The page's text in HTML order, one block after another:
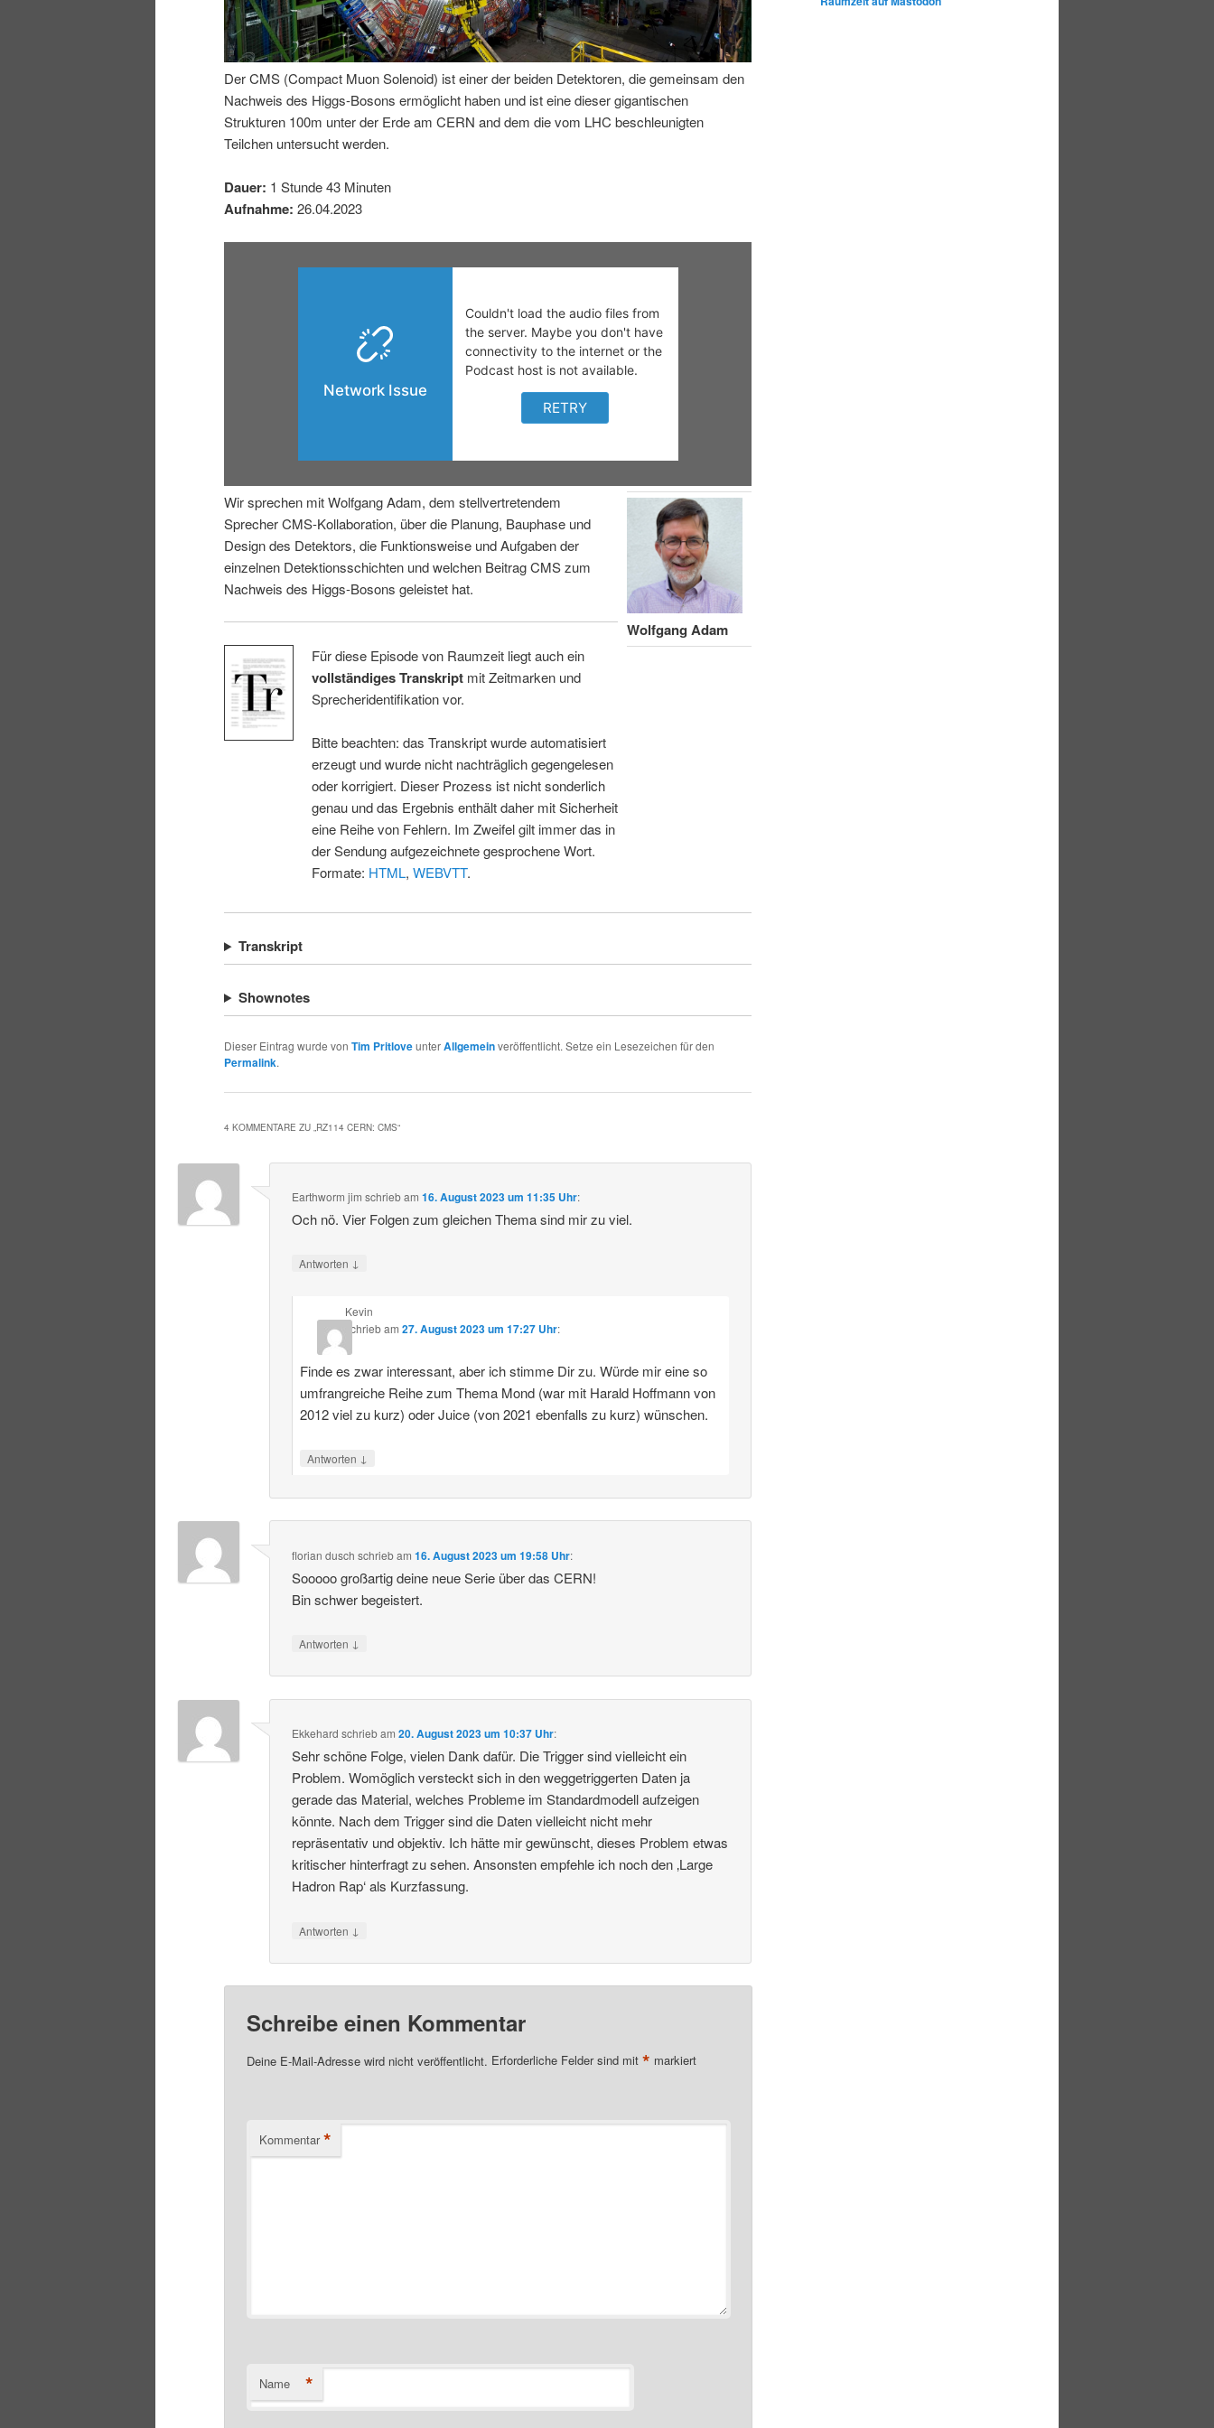
I
l
t
g
e
n
e
h
a
i
n
g
e
n
Der CMS (Compact Muon Solenoid) ist einer der beiden Detektoren, die gemeinsam den
Nachweis des Higgs-Bosons ermöglicht haben und ist eine dieser gigantischen
Strukturen 100m unter der Erde am CERN and dem die vom LHC beschleunigten
Teilchen untersucht werden.
Dauer: 1 Stunde 43 Minuten
Aufnahme: 26.04.2023
Wolfgang Adam
Wir sprechen mit Wolfgang Adam, dem stellvertretendem
Sprecher CMS-Kollaboration, über die Planung, Bauphase und
Design des Detektors, die Funktionsweise und Aufgaben der
einzelnen Detektionsschichten und welchen Beitrag CMS zum
Nachweis des Higgs-Bosons geleistet hat.
Für diese Episode von Raumzeit liegt auch ein
vollständiges Transkriptmit Zeitmarken und
Sprecheridentifikation vor.
Bitte beachten: das Transkript wurde automatisiert
erzeugt und wurde nicht nachträglich gegengelesen
oder korrigiert. Dieser Prozess ist nicht sonderlich
genau und das Ergebnis enthält daher mit Sicherheit
eine Reihe von Fehlern. Im Zweifel gilt immer das in
der Sendung aufgezeichnete gesprochene Wort.
Formate: HTML, WEBVTT.
Transkript
Shownotes
Dieser Eintrag wurde von Tim PritloveunterAllgemeinveröffentlicht. Setze ein Lesezeichen für den
Permalink.
4 KOMMENTARE ZU „ RZ114 CERN: CMS“
Earthworm jim schriebam16. August 2023 um 11:35 Uhr:
Och nö. Vier Folgen zum gleichen Thema sind mir zu viel.
Antworten ↓
Kevin
schriebam 27. August 2023 um 17:27 Uhr:
Finde es zwar interessant, aber ich stimme Dir zu. Würde mir eine so
umfrangreiche Reihe zum Thema Mond (war mit Harald Hoffmann von
2012 viel zu kurz) oder Juice (von 2021 ebenfalls zu kurz) wünschen.
Antworten ↓
florian dusch schriebam16. August 2023 um 19:58 Uhr:
Sooooo großartig deine neue Serie über das CERN!
Bin schwer begeistert.
Antworten ↓
Ekkehard schriebam20. August 2023 um 10:37 Uhr:
Sehr schöne Folge, vielen Dank dafür. Die Trigger sind vielleicht ein
Problem. Womöglich versteckt sich in den weggetriggerten Daten ja
gerade das Material, welches Probleme im Standardmodell aufzeigen
könnte. Nach dem Trigger sind die Daten vielleicht nicht mehr
repräsentativ und objektiv. Ich hätte mir gewünscht, dieses Problem etwas
kritischer hinterfragt zu sehen. Ansonsten empfehle ich noch den ‚Large
Hadron Rap‘ als Kurzfassung.
Antworten ↓
Schreibe einen Kommentar
Deine E-Mail-Adresse wird nicht veröffentlicht. Erforderliche Felder sind mit* markiert
Kommentar *
Name *